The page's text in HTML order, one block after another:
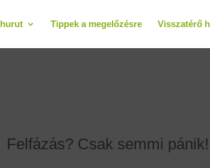
Tippek a megelőzésre Visszatérő
Felfázás? Csak semmi pánik!